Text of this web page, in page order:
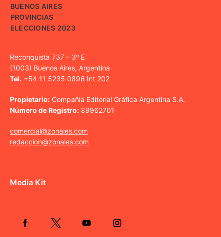
BUENOS AIRES
PROVINCIAS
ELECCIONES 2023
Reconquista 737 – 3º E
(1003) Buenos Aires, Argentina
Tel. +54 11 5235 0896 Int 202
Propietario: Compañía Editorial Gráfica Argentina S.A.
Número de Registro: 89962701
comercial@zonales.com
redaccion@zonales.com
Media Kit